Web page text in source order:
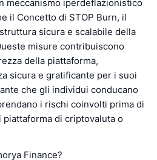
meccanismo iperdeflazionistico
il Concetto di STOP Burn, il
sicura e scalabile della
misure contribuiscono
della piattaforma,
sicura e gratificante per i suoi
che gli individui conducano
i rischi coinvolti prima di
di criptovaluta o
Finance?